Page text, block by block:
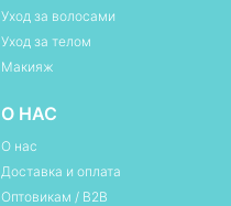
Уход за волосами
Уход за телом
Макияж
О НАС
О нас
Доставка и оплата
Оптовикам / B2B